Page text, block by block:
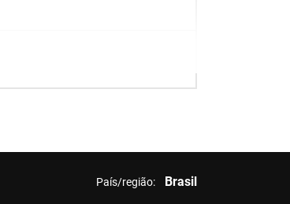
País/região: Brasil